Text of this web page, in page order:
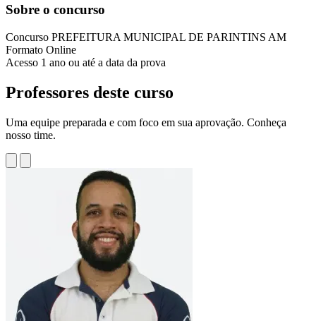
Sobre o concurso
Concurso PREFEITURA MUNICIPAL DE PARINTINS AM
Formato Online
Acesso 1 ano ou até a data da prova
Professores deste curso
Uma equipe preparada e com foco em sua aprovação. Conheça
nosso time.